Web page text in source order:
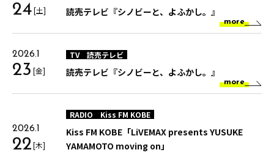
24[土] 読売テレビ『シノビーと、よふかし。』
more
2026.1
23 [金]
TV 読売テレビ
読売テレビ『シノビーと、よふかし。』
more
2026.1
22[木]
RADIO Kiss FM KOBE
Kiss FM KOBE「LiVEMAX presents YUSUKE
YAMAMOTO moving on」